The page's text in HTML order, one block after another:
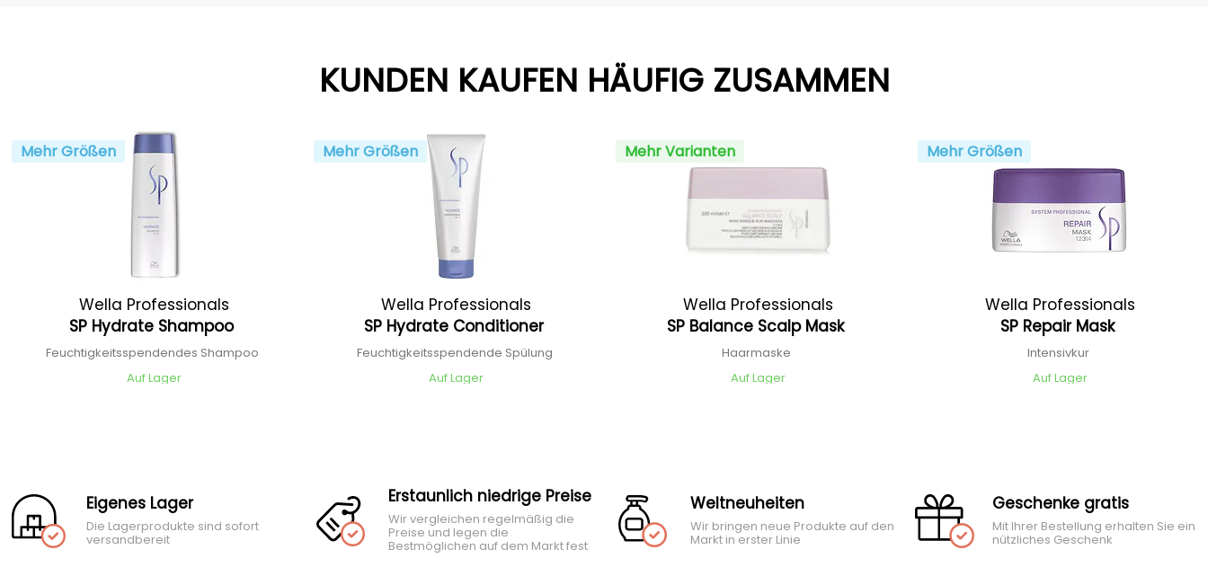
KUNDEN KAUFEN HÄUFIG ZUSAMMEN
Mehr Größen
Wella Professionals
SP Hydrate Shampoo
Feuchtigkeitsspendendes Shampoo
Auf Lager
Mehr Größen
Wella Professionals
SP Hydrate Conditioner
Feuchtigkeitsspendende Spülung
Auf Lager
Mehr Varianten
Wella Professionals
SP Balance Scalp Mask
Haarmaske
Auf Lager
Mehr Größen
Wella Professionals
SP Repair Mask
Intensivkur
Auf Lager
Eigenes Lager
Die Lagerprodukte sind sofort
versandbereit
Erstaunlich niedrige Preise
Wir vergleichen regelmäßig die
Preise und legen die
Bestmöglichen auf dem Markt fest
Weltneuheiten
Wir bringen neue Produkte auf den
Markt in erster Linie
Geschenke gratis
Mit Ihrer Bestellung erhalten Sie ein
nützliches Geschenk